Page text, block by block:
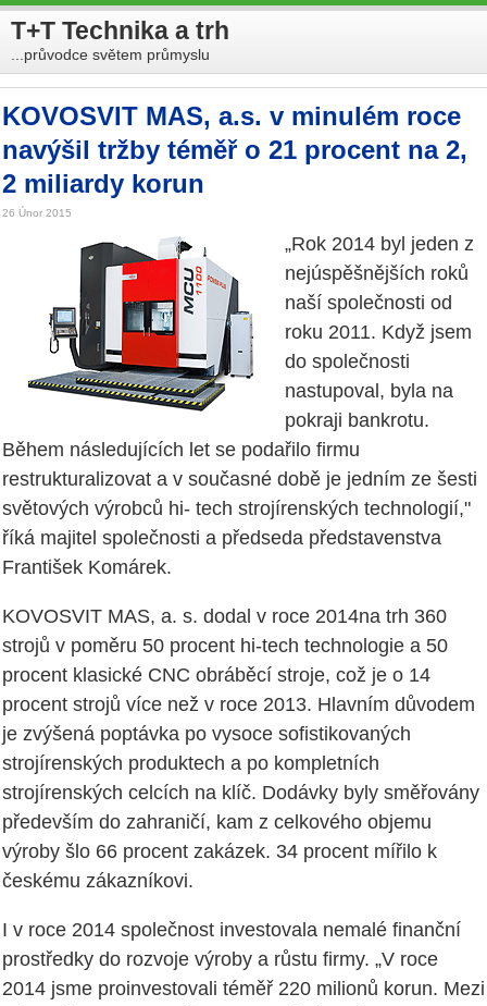
T+T Technika a trh
...průvodce světem průmyslu
KOVOSVIT MAS, a.s. v minulém roce
navýšil tržby téměř o 21 procent na 2,
2 miliardy korun
26 Únor 2015
„Rok 2014 byl jeden z
nejúspěšnějších roků
naší společnosti od
roku 2011. Když jsem
do společnosti
nastupoval, byla na
pokraji bankrotu.
Během následujících let se podařilo firmu
restrukturalizovat a v současné době je jedním ze šesti
světových výrobců hi- tech strojírenských technologií,"
říká majitel společnosti a předseda představenstva
František Komárek.
KOVOSVIT MAS, a. s. dodal v roce 2014na trh 360
strojů v poměru 50 procent hi-tech technologie a 50
procent klasické CNC obráběcí stroje, což je o 14
procent strojů více než v roce 2013. Hlavním důvodem
je zvýšená poptávka po vysoce sofistikovaných
strojírenských produktech a po kompletních
strojírenských celcích na klíč. Dodávky byly směřovány
především do zahraničí, kam z celkového objemu
výroby šlo 66 procent zakázek. 34 procent mířilo k
českému zákazníkovi.
I v roce 2014 společnost investovala nemalé finanční
prostředky do rozvoje výroby a růstu firmy. „V roce
2014 jsme proinvestovali téměř 220 milionů korun. Mezi